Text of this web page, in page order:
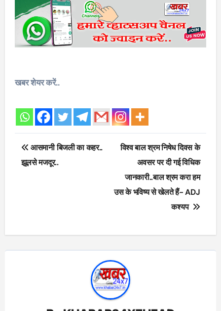
खबर शेयर करें..
Post
navigation
आसमानी बिजली का कहर..
झूलसे मजदूर..
विश्व बाल श्रम निषेध दिवस के
अवसर पर दी गई विधिक
जानकारी..बाल श्रम करा हम
उस के भविष्य से खेलते हैं- ADJ
कश्यप